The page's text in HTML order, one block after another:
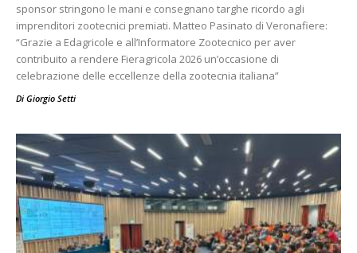
sponsor stringono le mani e consegnano targhe ricordo agli
imprenditori zootecnici premiati. Matteo Pasinato di Veronafiere:
“Grazie a Edagricole e all’Informatore Zootecnico per aver
contribuito a rendere Fieragricola 2026 un’occasione di
celebrazione delle eccellenze della zootecnia italiana”
Di Giorgio Setti